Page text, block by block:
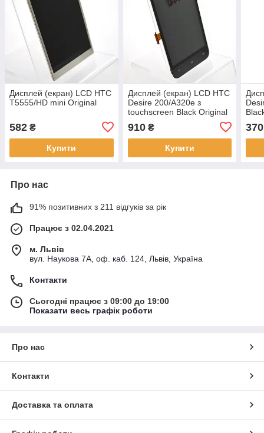
Дисплей (екран) LCD HTC
T5555/HD mini Original
582 ₴
Купити
Дисплей (екран) LCD HTC
Desire 200/A320e з
touchscreen Black Original
910₴
Купити
370
Про нас
91% позитивних з 211 відгуків за рік
Працює з 02.04.2021
м. Львів
вул. Наукова 7А, оф. каб. 124, Львів, Україна
Контакти
Сьогодні працює з 09:00 до 19:00
Показати весь графік роботи
Про нас
Контакти
Доставка та оплата